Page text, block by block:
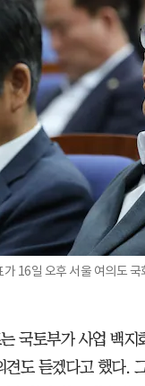
16일 오후 서울 여의도
국토부가 사업 백
도 듣겠다고 했다.